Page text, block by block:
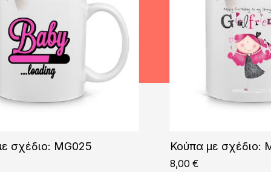
σχέδιο: MG025 Κούπα με σχέδιο:
8,00 €